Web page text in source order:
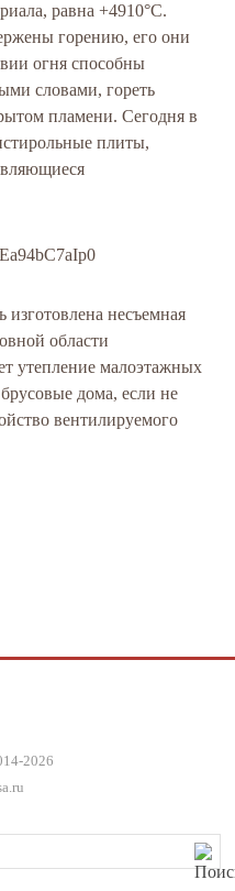
равна +4910°С.
горению, его они
огня способны
словами, гореть
пламени. Сегодня в
плиты,
несъемная
области
утепление малоэтажных
дома, если не
вентилируемого
2026